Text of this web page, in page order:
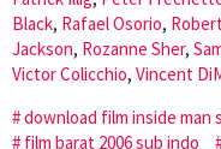
Black, Rafael Osorio,
Jackson, Rozanne Sher,
Victor Colicchio, Vincent
download film inside man
film barat 2006 sub indo